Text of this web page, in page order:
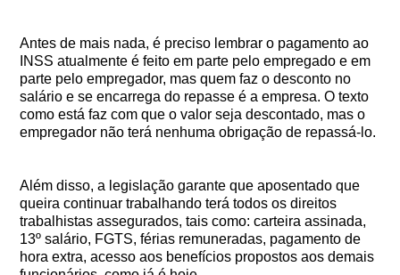
Antes de mais nada, é preciso lembrar o pagamento ao
INSS atualmente é feito em parte pelo empregado e em
parte pelo empregador, mas quem faz o desconto no
salário e se encarrega do repasse é a empresa. O texto
como está faz com que o valor seja descontado, mas o
empregador não terá nenhuma obrigação de repassá-lo.
Além disso, a legislação garante que aposentado que
queira continuar trabalhando terá todos os direitos
trabalhistas assegurados, tais como: carteira assinada,
13º salário, FGTS, férias remuneradas, pagamento de
hora extra, acesso aos benefícios propostos aos demais